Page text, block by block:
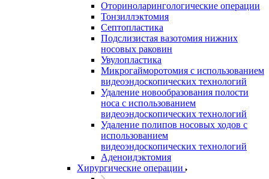
Оториноларингологические операции
Тонзиллэктомия
Септопластика
Подслизистая вазотомия нижних
носовых раковин
Увулопластика
Микрогайморотомия с использованием
видеоэндоскопических технологий
Удаление новообразования полости
носа с использованием
видеоэндоскопических технологий
Удаление полипов носовых ходов с
использованием
видеоэндоскопических технологий
Аденоидэктомия
Хирургические операции